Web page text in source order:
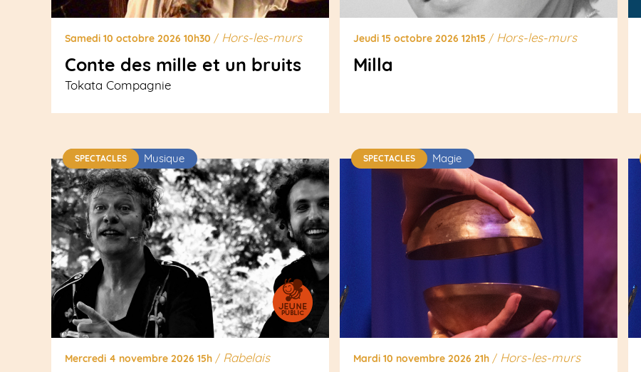
Samedi 10 octobre 2026 10h30 / Hors-les-murs
Conte des mille et un bruits
Tokata Compagnie
Jeudi 15 octobre 2026 12h15 / Hors-les-murs
Milla
Mercredi 4 novembre 2026 15h/ Rabelais
SPECTACLES Musique
Mardi 10 novembre 2026 21h/ Hors-les-murs
SPECTACLES Magie